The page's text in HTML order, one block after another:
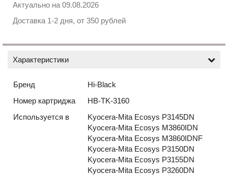
Актуально на 09.08.2026
Доставка 1-2 дня, от 350 рублей
Характеристики
Бренд
Hi-Black
Номер картриджа
HB-TK-3160
Используется в
Kyocera-Mita Ecosys P3145DN
Kyocera-Mita Ecosys M3860IDN
Kyocera-Mita Ecosys M3860IDNF
Kyocera-Mita Ecosys P3150DN
Kyocera-Mita Ecosys P3155DN
Kyocera-Mita Ecosys P3260DN